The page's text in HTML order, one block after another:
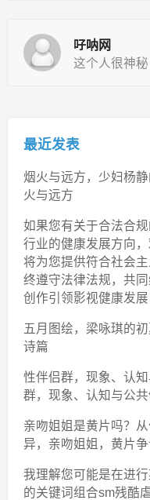
吇呐网
这个人很神秘
最近发表
烟火与远方，少妇杨
火与远方
如果您有关于合法合
行业的健康发展方向
将为您提供符合社会
终遵守法律法规，共
创作引领影视健康发
五月图绘，梁咏琪的
诗篇
性伴侣群，现象、认
群，现象、认知与公
亲吻姐姐是黄片吗？
异，亲吻姐姐，黄片
我理解您可能是在进
的关键词组合sm残酷